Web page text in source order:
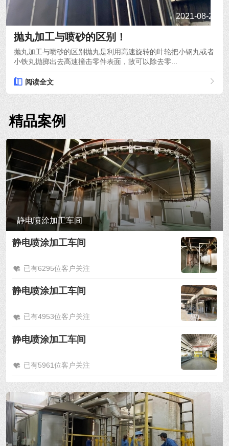
2021-08-20
抛丸加工与喷砂的区别！
抛丸加工与喷砂的区别抛丸是利用高速旋转的叶轮把小钢丸或者
小铁丸抛掷出去高速撞击零件表面，故可以除去零...
阅读全文
精品案例
静电喷涂加工车间
静电喷涂加工车间
已有6295位客户关注
静电喷涂加工车间
已有4953位客户关注
静电喷涂加工车间
已有5961位客户关注